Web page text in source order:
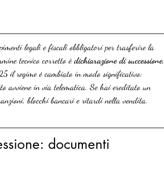
legali e fiscali obbligatori per trasferire la
tecnico corretto è dichiarazione di successione,
il regime è cambiato in modo significativo:
avviene in via telematica. Se hai ereditato un
blocchi bancari e ritardi nella vendita.
documenti